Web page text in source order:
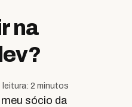
na
leitura: 2 minutos
sócio da